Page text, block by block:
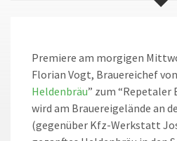
Premiere am morgigen
Florian Vogt, Brauereichef
Heldenbräu” zum “Repetaler
wird am Brauereigelände an
(gegenüber Kfz-Werkstatt